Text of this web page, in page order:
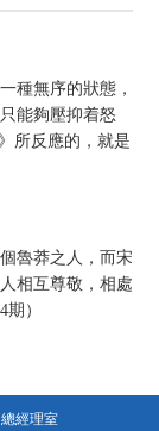
種無序的狀態，
能夠壓抑着怒
所反應的，就是
魯莽之人，而宋
相互尊敬，相處
）
經理室